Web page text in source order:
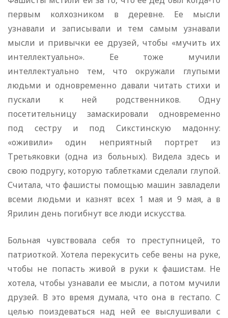
первым колхозником в деревне. Ее мысли
узнавали и записывали и тем самым узнавали
мысли и привычки ее друзей, чтобы «мучить их
интеллектуально». Ее тоже мучили
интеллектуально тем, что окружали глупыми
людьми и одновременно давали читать стихи и
пускали к ней родственников. Одну
посетительницу замаскировали одновременно
под сестру и под Сикстинскую мадонну:
«оживили» один неприятный портрет из
Третьяковки (одна из больных). Видела здесь и
свою подругу, которую таблетками сделали глупой.
Считала, что фашисты помощью машин завладели
всеми людьми и казнят всех 1 мая и 9 мая, а в
Ярилин день погибнут все люди искусства.
Больная чувствовала себя то преступницей, то
патриоткой. Хотела перекусить себе вены на руке,
чтобы не попасть живой в руки к фашистам. Не
хотела, чтобы узнавали ее мысли, а потом мучили
друзей. В это время думала, что она в гестапо. С
целью поиздеваться над ней ее выслушивали с